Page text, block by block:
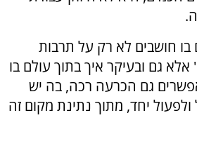
בו חושבים לא רק על תרבות
גם ובעיקר איך בתוך עולם בו
גם הכרעה רכה, בה יש
יחד, מתוך נתינת מקום זה